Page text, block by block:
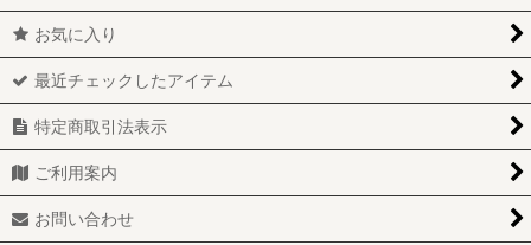
お気に入り
最近チェックしたアイテム
特定商取引法表示
ご利用案内
お問い合わせ